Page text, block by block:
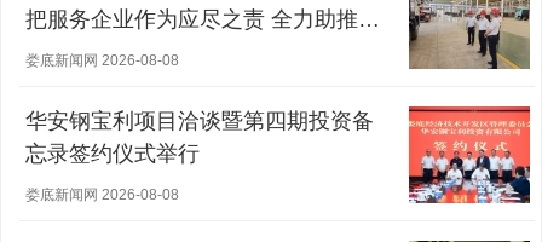
把服务企业作为应尽之责 全力助推经
营主体稳健发展
娄底新闻网 2026-08-08
华安钢宝利项目洽谈暨第四期投资备
忘录签约仪式举行
娄底新闻网 2026-08-08